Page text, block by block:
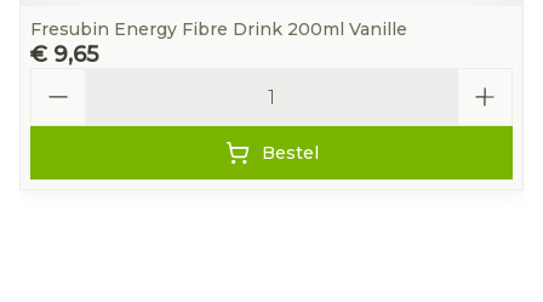
Fresubin Energy Fibre Drink 200ml Vanille
€ 9,65
Bestel